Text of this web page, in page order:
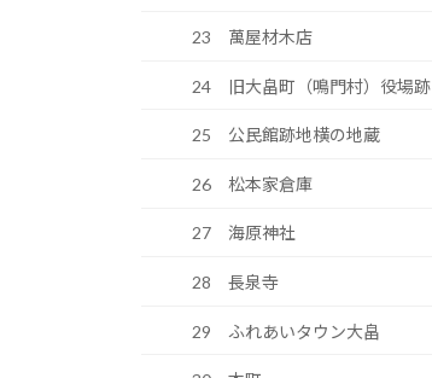
23 萬屋材木店
24 旧大畠町（鳴門村）役場跡
25 公民館跡地横の地蔵
26 松本家倉庫
27 海原神社
28 長泉寺
29 ふれあいタウン大畠